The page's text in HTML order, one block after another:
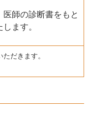
師の診断書をもと
ます。
だきます。